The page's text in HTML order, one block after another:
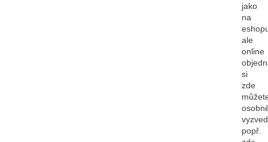
jako
na
ale
online
si
zde
popř.